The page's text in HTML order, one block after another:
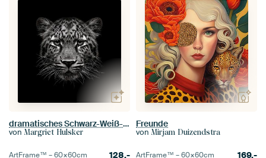
dramatisches Schwarz-Weiß-Porträtfoto, das den Kopf eines Leoparden/Panthers zeigt
von Margriet Hulsker
ArtFrame™ –60×60cm 128,-
Freunde
von Mirjam Duizendstra
ArtFrame™ –60×60cm 169,-